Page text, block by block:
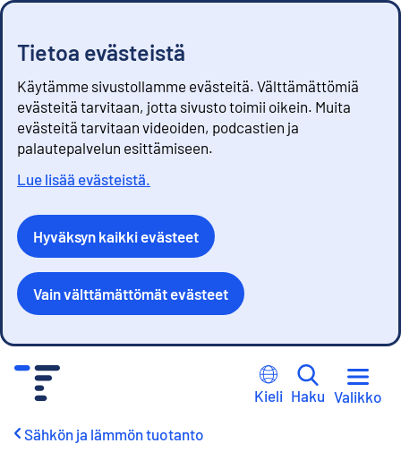
Tietoa evästeistä
Käytämme sivustollamme evästeitä. Välttämättömiä
evästeitä tarvitaan, jotta sivusto toimii oikein. Muita
evästeitä tarvitaan videoiden, podcastien ja
palautepalvelun esittämiseen.
Lue lisää evästeistä.
Hyväksyn kaikki evästeet
Vain välttämättömät evästeet
Kieli Haku Valikko
Sähkön ja lämmön tuotanto